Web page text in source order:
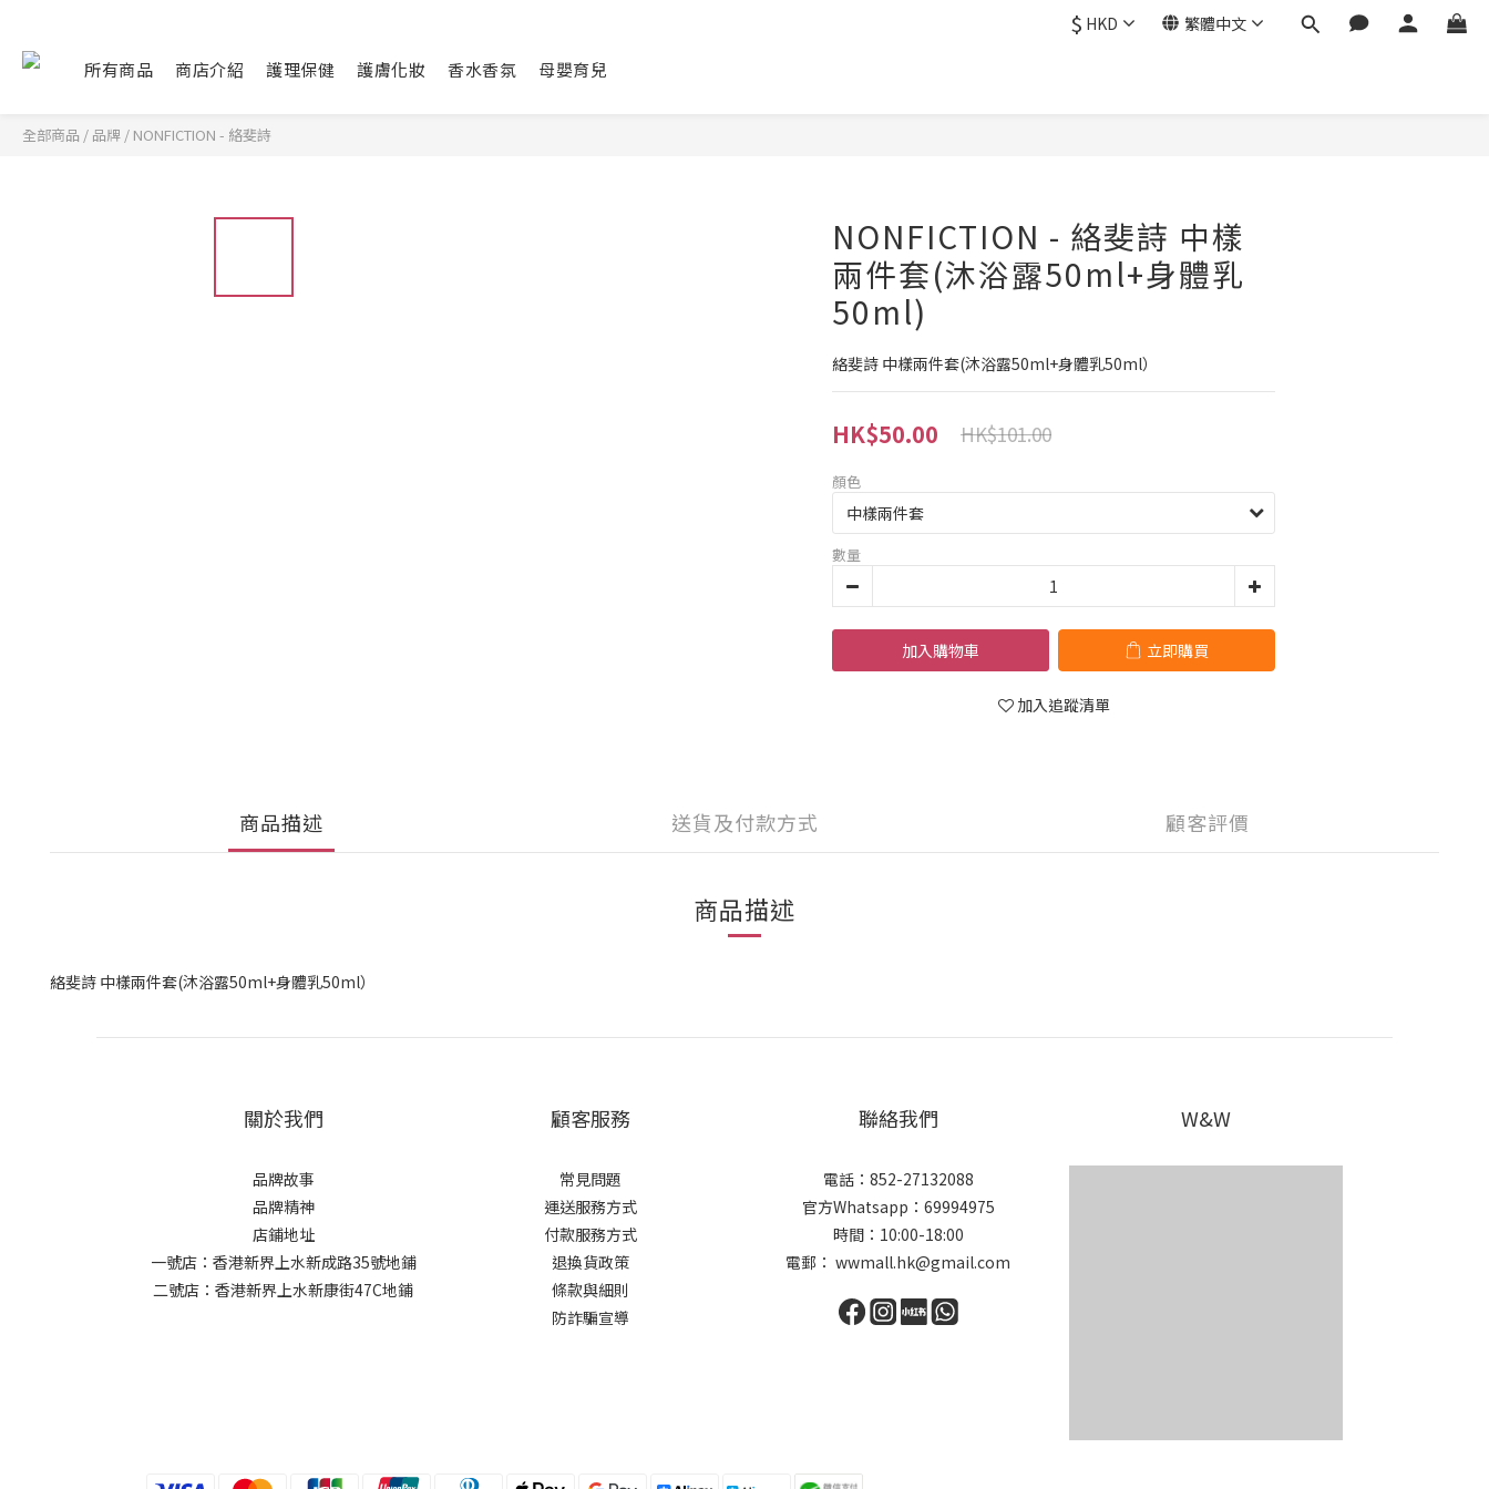
$ HKD 繁體中文
所有商品 商店介紹 護理保健 護膚化妝 香水香氛 母嬰育兒
全部商品 / 品牌 / NONFICTION - 絡斐詩
NONFICTION - 絡斐詩 中樣
兩件套(沐浴露50ml+身體乳
50ml)
絡斐詩 中樣兩件套(沐浴露50ml+身體乳50ml）
HK$50.00 HK$101.00
顏色
數量
加入購物車 立即購買
加入追蹤清單
商品描述 送貨及付款方式 顧客評價
商品描述
絡斐詩 中樣兩件套(沐浴露50ml+身體乳50ml）
關於我們
品牌故事
品牌精神
店鋪地址
一號店：香港新界上水新成路35號地鋪
二號店：香港新界上水新康街47C地鋪
顧客服務
常見問題
運送服務方式
付款服務方式
退換貨政策
條款與細則
防詐騙宣導
聯絡我們
電話：852-27132088
官方Whatsapp：69994975
時間：10:00-18:00
電郵： wwmall.hk@gmail.com
W&W